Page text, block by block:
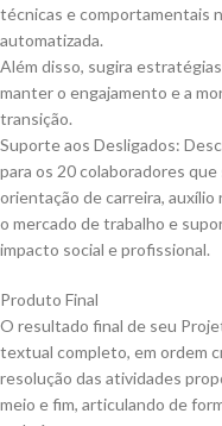
técnicas e comportamentais
automatizada.
Além disso, sugira
manter o engajamento e a
transição.
Suporte aos Desligados:
para os 20 colaboradores
orientação de carreira, auxílio
o mercado de trabalho e
impacto social e profissional.
Produto Final
O resultado final de seu
textual completo, em ordem
resolução das atividades
meio e fim, articulando de